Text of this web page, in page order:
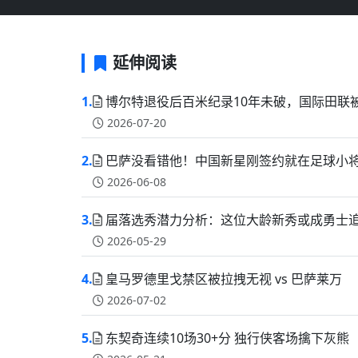
延伸阅读
1. 博尔特退役后百米纪录10年未破，国际田联
2026-07-20
2. 巴萨没看错他！中国新星刚签约就在足球小
2026-06-08
3. 届落选秀潜力分析：这位大龄新秀或成勇士
2026-05-29
4. 皇马罗德里戈禁区被拉拽无视 vs 巴萨莱万
2026-07-02
5. 东契奇连续10场30+分 独行侠客场擒下灰熊